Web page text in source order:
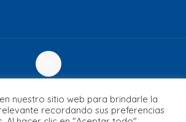
porConcept Inc.& Leverage Digital
nuestro sitio web para brindarle la
recordando sus preferencias